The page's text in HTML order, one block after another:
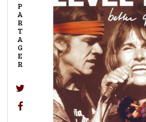
P
A
R
T
A
G
E
R